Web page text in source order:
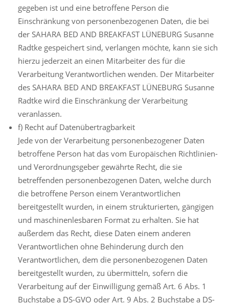
gegeben ist und eine betroffene Person die
Einschränkung von personenbezogenen Daten, die bei
der SAHARA BED AND BREAKFAST LÜNEBURG Susanne
Radtke gespeichert sind, verlangen möchte, kann sie sich
hierzu jederzeit an einen Mitarbeiter des für die
Verarbeitung Verantwortlichen wenden. Der Mitarbeiter
des SAHARA BED AND BREAKFAST LÜNEBURG Susanne
Radtke wird die Einschränkung der Verarbeitung
veranlassen.
f) Recht auf Datenübertragbarkeit
Jede von der Verarbeitung personenbezogener Daten
betroffene Person hat das vom Europäischen Richtlinien-
und Verordnungsgeber gewährte Recht, die sie
betreffenden personenbezogenen Daten, welche durch
die betroffene Person einem Verantwortlichen
bereitgestellt wurden, in einem strukturierten, gängigen
und maschinenlesbaren Format zu erhalten. Sie hat
außerdem das Recht, diese Daten einem anderen
Verantwortlichen ohne Behinderung durch den
Verantwortlichen, dem die personenbezogenen Daten
bereitgestellt wurden, zu übermitteln, sofern die
Verarbeitung auf der Einwilligung gemäß Art. 6 Abs. 1
Buchstabe a DS-GVO oder Art. 9 Abs. 2 Buchstabe a DS-